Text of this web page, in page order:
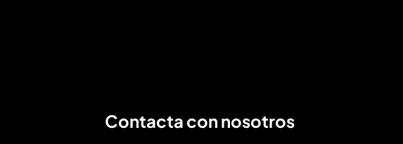
Contacta con nosotros